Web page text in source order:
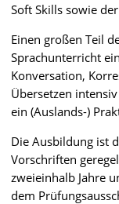
Soft Skills sowie
Einen großen Teil
Sprachunterricht
Konversation,
Übersetzen
ein (Auslands-)
Die Ausbildung ist
Vorschriften
zweieinhalb Jahre
dem